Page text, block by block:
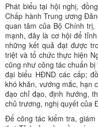
Phát biểu tại hội nghị,
Chấp hành Trung ương
quan tâm của Bộ Chính
mạnh, đây là cơ hội để
những kết quả đạt được
triệt và tổ chức thực hiện
cũng như công tác chuẩn
đại biểu HĐND các cấp;
khó khăn, vướng mắc, hạn
đạo chỉ đạo, định hướng,
chủ trương, nghị quyết của
Để công tác kiểm tra,